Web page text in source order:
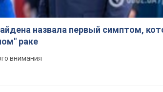
назвала первый симптом,
раке
внимания